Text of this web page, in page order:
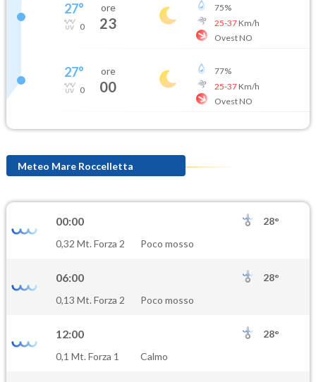
27°
0
ore
23
75%
25-37Km/h
Ovest NO
27°
0
ore
00
77%
25-37Km/h
Ovest NO
Meteo Mare Roccelletta
00:00
28°
0,32 Mt. Forza 2
Poco mosso
06:00
28°
0,13 Mt. Forza 2
Poco mosso
12:00
28°
0,1 Mt. Forza 1
Calmo